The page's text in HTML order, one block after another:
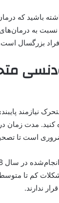
داشته باشید که
به
بزرگسال
است تا
کم تا متوسط
ندارند.